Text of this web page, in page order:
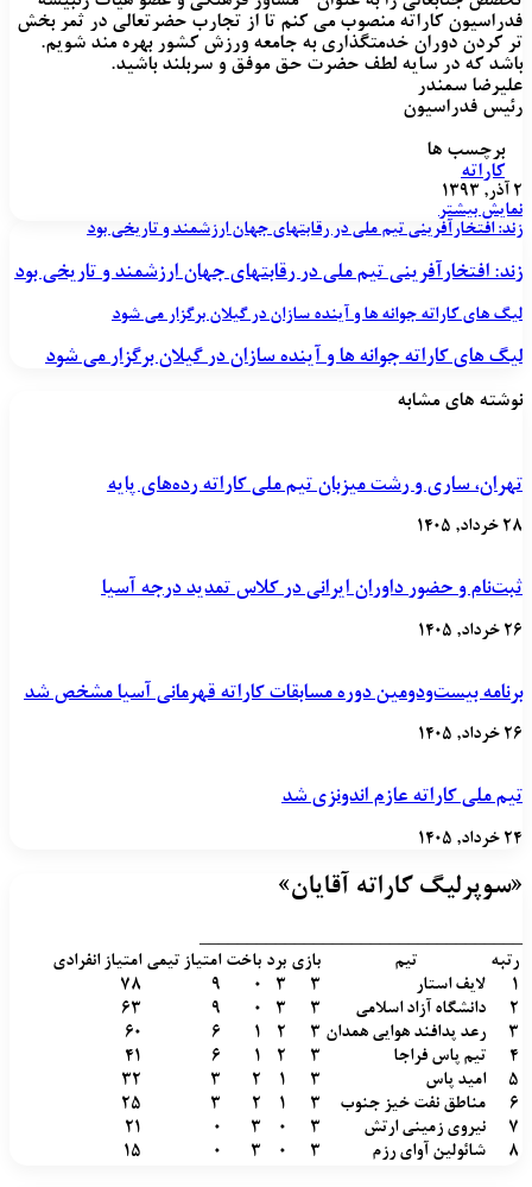
فدراسیون کاراته منصوب می کنم تا از تجارب حضرتعالی در ثمر بخش
تر کردن دوران خدمتگذاری به جامعه ورزش کشور بهره مند شویم.
باشد که در سایه لطف حضرت حق موفق و سربلند باشید.
علیرضا سمندر
رئیس فدراسیون
برچسب ها
کاراته
۲ آذر, ۱۳۹۳
نمایش بیشتر
زند: افتخارآفريني تيم ملي در رقابتهاي جهان ارزشمند و تاريخي بود
زند: افتخارآفريني تيم ملي در رقابتهاي جهان ارزشمند و تاريخي بود
ليگ هاي كاراته جوانه ها و آينده سازان در گيلان برگزار مي شود
ليگ هاي كاراته جوانه ها و آينده سازان در گيلان برگزار مي شود
نوشته های مشابه
تهران، ساری و رشت میزبان تیم ملی کاراته رده‌های پایه
۲۸ خرداد, ۱۴۰۵
ثبت‌نام و حضور داوران ایرانی در کلاس تمدید درجه آسیا
۲۶ خرداد, ۱۴۰۵
برنامه بیست‌ودومین دوره مسابقات کاراته قهرمانی آسیا مشخص شد
۲۶ خرداد, ۱۴۰۵
تیم ملی کاراته عازم اندونزی شد
۲۴ خرداد, ۱۴۰۵
«سوپرلیگ کاراته آقایان»
__________________________________
رتبه
تیم بازی برد باخت امتیاز تیمی امتیاز انفرادی
1
لایف استار 3
3
0
9
78
2
دانشگاه آزاد اسلامی 3
3
0
9
63
3
رعد پدافند هوایی همدان 3
2
1
6
60
4
تیم پاس فراجا 3
2
1
6
41
5
امید پاس 3
1
2
3
32
6
مناطق نفت خیز جنوب 3
1
2
3
25
7
نیروی زمینی ارتش 3
0
3
0
21
8
شائولین آوای رزم 3
0
3
0
15